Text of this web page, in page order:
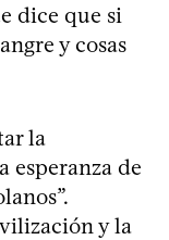
dice que si
y cosas
la
esperanza de
y la